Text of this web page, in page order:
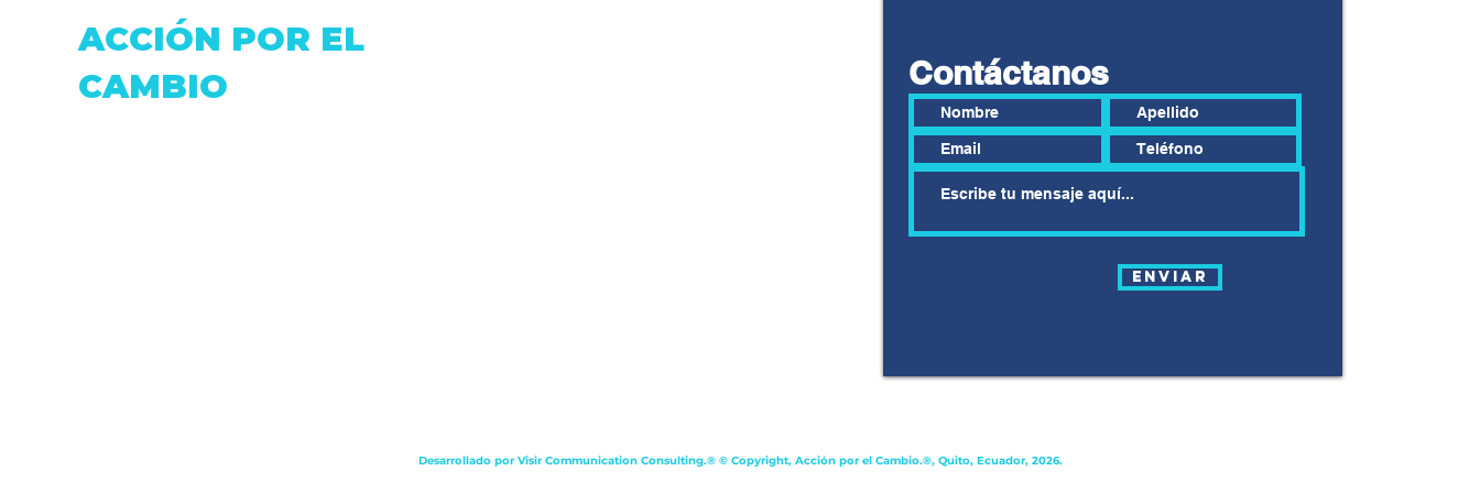
ACCIÓN POR EL
CAMBIO
Contáctanos
Enviar
Desarrollado por Visir Communication Consulting.® © Copyright, Acción por el Cambio.®, Quito, Ecuador, 2026.